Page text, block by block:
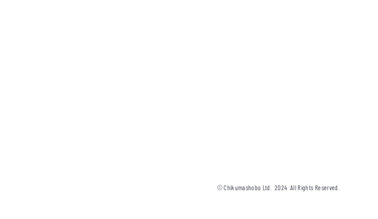
© Chikumashobo Ltd. 2024 All Rights Reserved.